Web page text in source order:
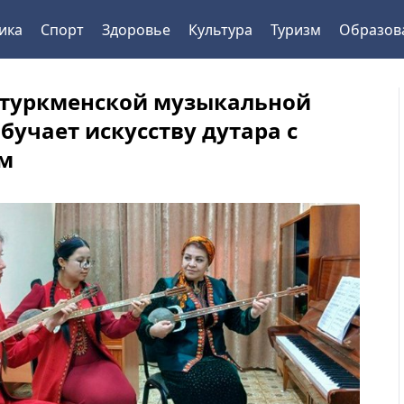
Спорт Здоровье Культура Туризм
музыкальной
искусству дутара с